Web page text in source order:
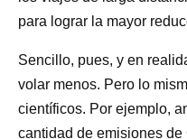
para lograr la mayor
Sencillo, pues, y en
volar menos. Pero lo
científicos. Por ejemplo,
cantidad de emisiones de